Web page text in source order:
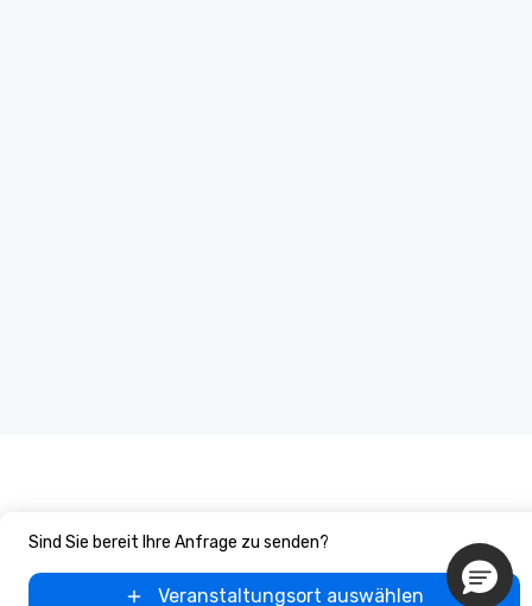
Sind Sie bereit Ihre Anfrage zu senden?
Veranstaltungsort auswählen